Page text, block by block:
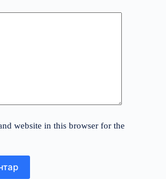
website in this browser for the